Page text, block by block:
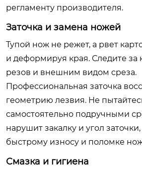
регламенту производителя.
Заточка и замена ножей
Тупой нож не режет, а рвет
и деформируя края. Следите за
резов и внешним видом среза.
Профессиональная заточка
геометрию лезвия. Не
самостоятельно подручными
нарушит закалку и угол
быстрому износу и поломке
Смазка и гигиена